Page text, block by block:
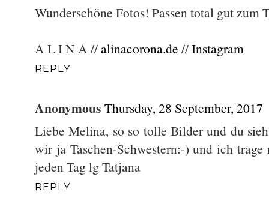
Wunderschöne Fotos! Passen total gut zum
A L I N A //alinacorona.de //Instagram
REPLY
Anonymous Thursday, 28 September, 2017
Liebe Melina, so so tolle Bilder und du
wir ja Taschen-Schwestern:-) und ich
jeden Tag lg Tatjana
REPLY